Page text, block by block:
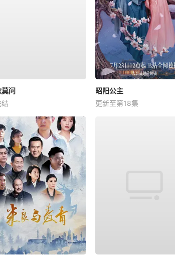
问
昭阳公主
更新至第18集